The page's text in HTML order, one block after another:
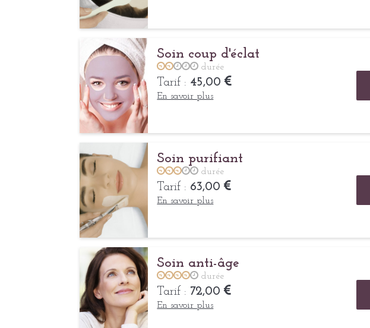
Soin coup d'éclat
durée
Tarif : 45,00
En savoir plus
Soin purifiant
durée
Tarif : 63,00
En savoir plus
Soin anti-âge
durée
Tarif : 72,00
En savoir plus